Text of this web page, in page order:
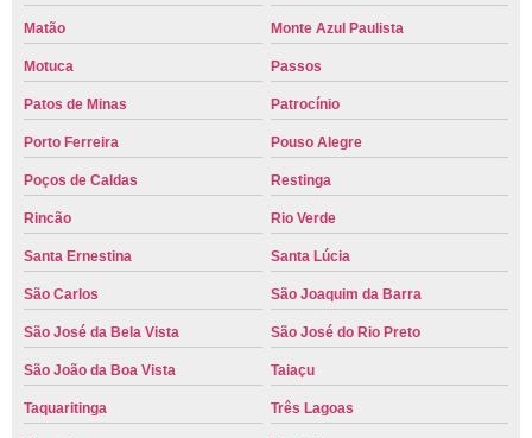
Matão Monte Azul Paulista
Motuca Passos
Patos de Minas Patrocínio
Porto Ferreira Pouso Alegre
Poços de Caldas Restinga
Rincão Rio Verde
Santa Ernestina Santa Lúcia
São Carlos São Joaquim da Barra
São José da Bela Vista São José do Rio Preto
São João da Boa Vista Taiaçu
Taquaritinga Três Lagoas